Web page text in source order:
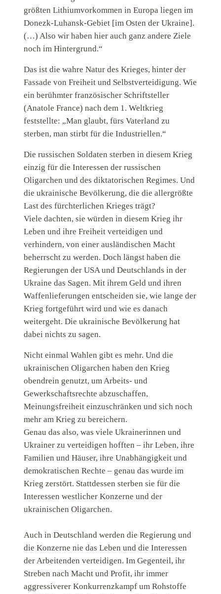
größten Lithiumvorkommen in Europa liegen im
Donezk-Luhansk-Gebiet [im Osten der Ukraine].
(…) Also wir haben hier auch ganz andere Ziele
noch im Hintergrund.“
Das ist die wahre Natur des Krieges, hinter der
Fassade von Freiheit und Selbstverteidigung. Wie
ein berühmter französischer Schriftsteller
(Anatole France) nach dem 1. Weltkrieg
feststellte: „Man glaubt, fürs Vaterland zu
sterben, man stirbt für die Industriellen.“
Die russischen Soldaten sterben in diesem Krieg
einzig für die Interessen der russischen
Oligarchen und des diktatorischen Regimes. Und
die ukrainische Bevölkerung, die die allergrößte
Last des fürchterlichen Krieges trägt?
Viele dachten, sie würden in diesem Krieg ihr
Leben und ihre Freiheit verteidigen und
verhindern, von einer ausländischen Macht
beherrscht zu werden. Doch längst haben die
Regierungen der USA und Deutschlands in der
Ukraine das Sagen. Mit ihrem Geld und ihren
Waffenlieferungen entscheiden sie, wie lange der
Krieg fortgeführt wird und wie es danach
weitergeht. Die ukrainische Bevölkerung hat
dabei nichts zu sagen.
Nicht einmal Wahlen gibt es mehr. Und die
ukrainischen Oligarchen haben den Krieg
obendrein genutzt, um Arbeits- und
Gewerkschaftsrechte abzuschaffen,
Meinungsfreiheit einzuschränken und sich noch
mehr am Krieg zu bereichern.
Genau das also, was viele Ukrainerinnen und
Ukrainer zu verteidigen hofften – ihr Leben, ihre
Familien und Häuser, ihre Unabhängigkeit und
demokratischen Rechte – genau das wurde im
Krieg zerstört. Stattdessen sterben sie für die
Interessen westlicher Konzerne und der
ukrainischen Oligarchen.
Auch in Deutschland werden die Regierung und
die Konzerne nie das Leben und die Interessen
der Arbeitenden verteidigen. Im Gegenteil, ihr
Streben nach Macht und Profit, ihr immer
aggressiverer Konkurrenzkampf um Rohstoffe